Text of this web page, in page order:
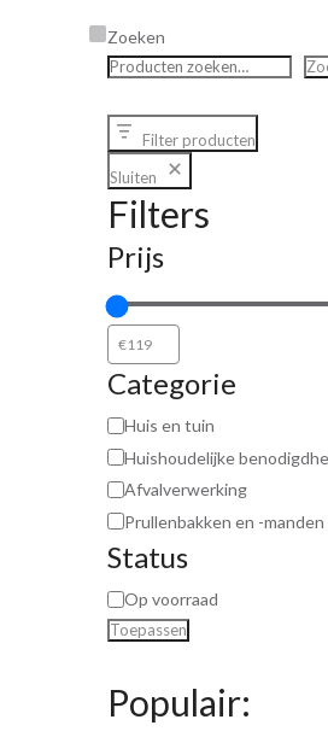
Zoeken
Filter producten
Sluiten
Filters
Prijs
Categorie
Huis en tuin
Huishoudelijke
Afvalverwerking
Prullenbakken en -manden
Status
Op voorraad
Toepassen
Populair: